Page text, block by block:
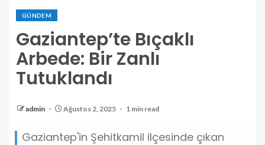
GÜNDEM
Gaziantep’te Bıçaklı
Arbede: Bir Zanlı
Tutuklandı
admin Ağustos 2, 2025 1 min read
Gaziantep'in Şehitkamil ilçesinde çıkan